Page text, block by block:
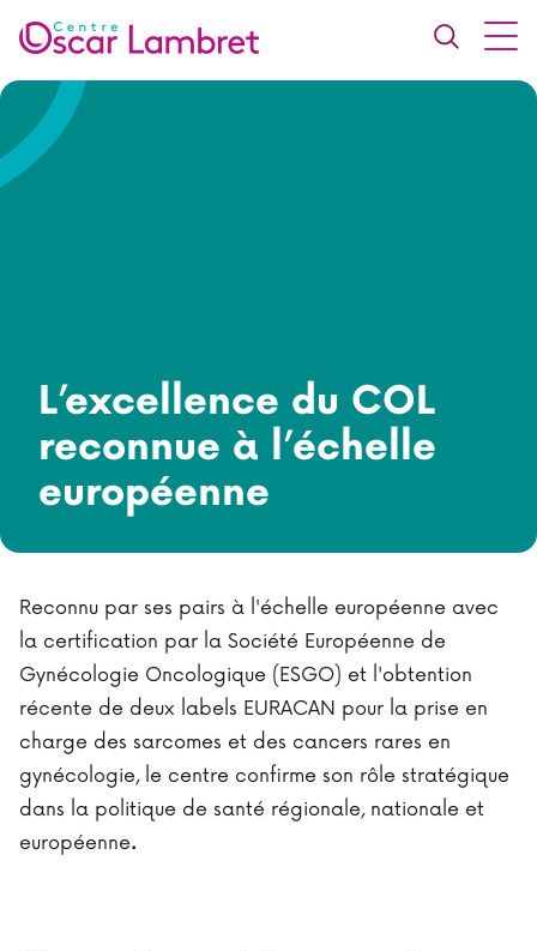
L’excellence du COL
reconnue à l’échelle
européenne
Reconnu par ses pairs à l'échelle européenne avec
la certification par la Société Européenne de
Gynécologie Oncologique (ESGO) et l'obtention
récente de deux labels EURACAN pour la prise en
charge des sarcomes et des cancers rares en
gynécologie, le centre confirme son rôle stratégique
dans la politique de santé régionale, nationale et
européenne.